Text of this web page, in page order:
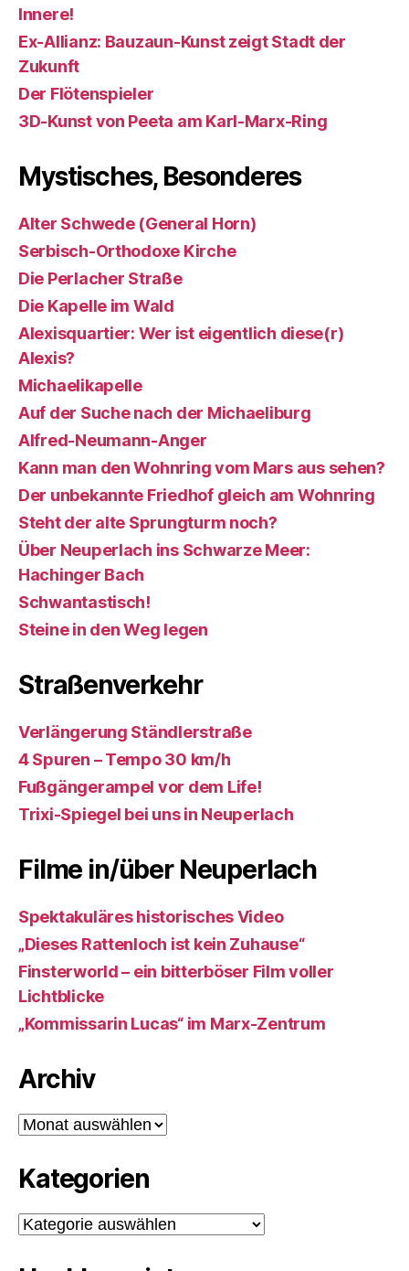
Innere!
Ex-Allianz: Bauzaun-Kunst zeigt Stadt der
Zukunft
Der Flötenspieler
3D-Kunst von Peeta am Karl-Marx-Ring
Mystisches, Besonderes
Alter Schwede (General Horn)
Serbisch-Orthodoxe Kirche
Die Perlacher Straße
Die Kapelle im Wald
Alexisquartier: Wer ist eigentlich diese(r)
Alexis?
Michaelikapelle
Auf der Suche nach der Michaeliburg
Alfred-Neumann-Anger
Kann man den Wohnring vom Mars aus sehen?
Der unbekannte Friedhof gleich am Wohnring
Steht der alte Sprungturm noch?
Über Neuperlach ins Schwarze Meer:
Hachinger Bach
Schwantastisch!
Steine in den Weg legen
Straßenverkehr
Verlängerung Ständlerstraße
4 Spuren – Tempo 30 km/h
Fußgängerampel vor dem Life!
Trixi-Spiegel bei uns in Neuperlach
Filme in/über Neuperlach
Spektakuläres historisches Video
„Dieses Rattenloch ist kein Zuhause“
Finsterworld – ein bitterböser Film voller
Lichtblicke
„Kommissarin Lucas“ im Marx-Zentrum
Archiv
Archiv
Kategorien
Kategorien